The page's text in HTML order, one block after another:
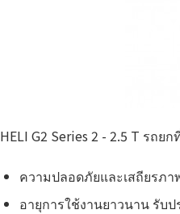
HELI G2 Series 2 - 2.5 T ร
ความปลอดภัยและเสถียรภา
อายุการใช้งานยาวนาน รับ